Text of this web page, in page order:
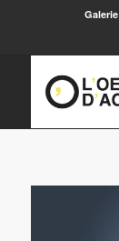
Galerie